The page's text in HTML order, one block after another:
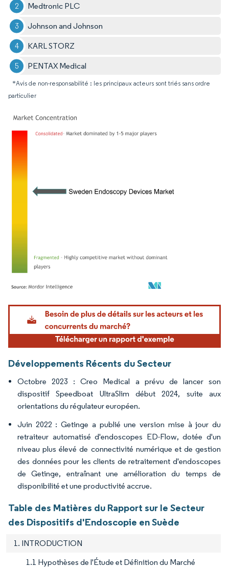
Medtronic PLC
Johnson and Johnson
KARL STORZ
PENTAX Medical
*Avis de non-responsabilité : les principaux acteurs sont triés sans ordre
particulier
Image © Mordor Intelligence. La réutilisation nécessite une attribution sous CC BY
Développements Récents du Secteur
Octobre 2023 : Creo Medical a prévu de lancer son
dispositif Speedboat UltraSlim début 2024, suite aux
orientations du régulateur européen.
Juin 2022 : Getinge a publié une version mise à jour du
retraiteur automatisé d'endoscopes ED-Flow, dotée d'un
niveau plus élevé de connectivité numérique et de gestion
des données pour les clients de retraitement d'endoscopes
de Getinge, entraînant une amélioration du temps de
disponibilité et une productivité accrue.
Table des Matières du Rapport sur le Secteur
des Dispositifs d'Endoscopie en Suède
1. INTRODUCTION
1.1 Hypothèses de l'Étude et Définition du Marché